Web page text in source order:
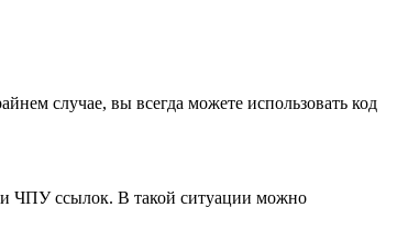
случае, вы всегда можете использовать код
ЧПУ ссылок. В такой ситуации можно